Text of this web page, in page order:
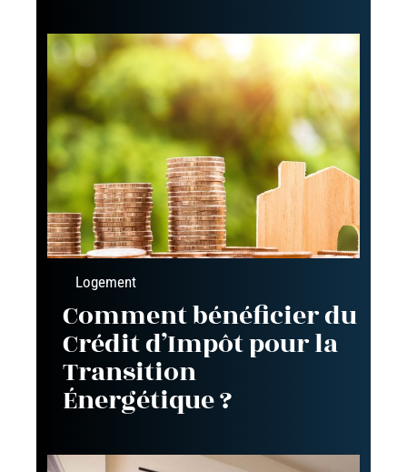
Logement
Comment bénéficier du
Crédit d’Impôt pour la
Transition
Énergétique ?